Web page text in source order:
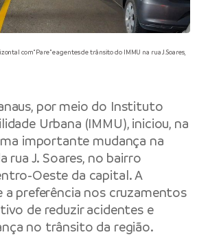
com “Pare” e agentes de trânsito do IMMU na rua J.Soares,
, por meio do Instituto
Urbana (IMMU), iniciou, na
importante mudança na
rua J. Soares, no bairro
Oeste da capital. A
a preferência nos cruzamentos
de reduzir acidentes e
no trânsito da região.